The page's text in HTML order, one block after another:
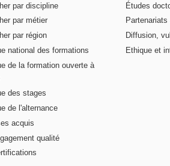
par discipline
par métier
par région
national des formations
de la formation ouverte à
des stages
de l'alternance
acquis
qualité
Études
Diffusion,
Ethique et